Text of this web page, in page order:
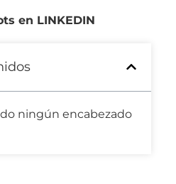
en LINKEDIN
ningún encabezado